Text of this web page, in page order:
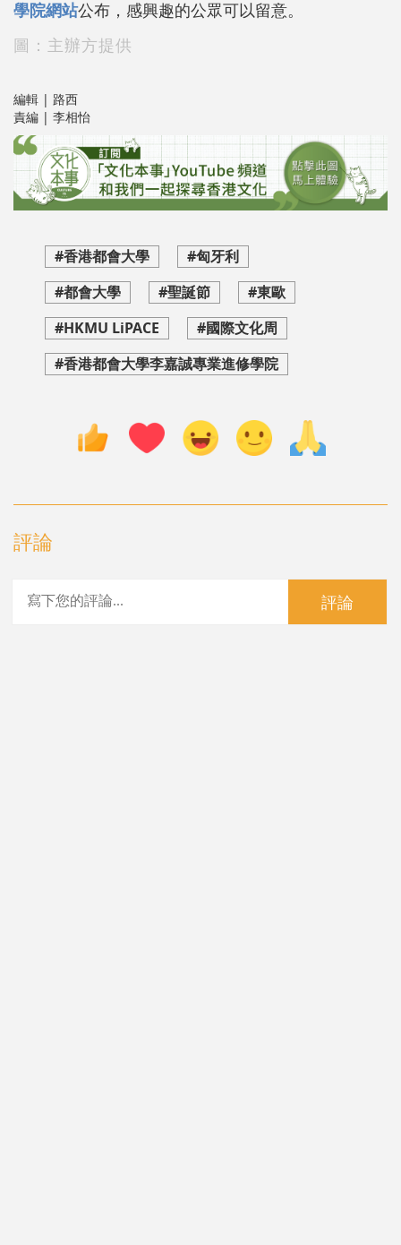
學院網站公布，感興趣的公眾可以留意。
圖：主辦方提供
編輯 | 路西
責編 | 李相怡
#香港都會大學
#匈牙利
#都會大學
#聖誕節
#東歐
#HKMU LiPACE
#國際文化周
#香港都會大學李嘉誠專業進修學院
評論
評論